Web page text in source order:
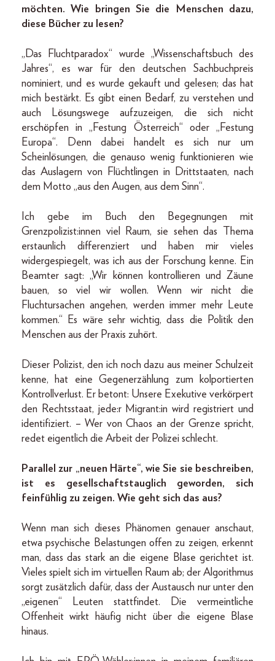
möchten. Wie bringen Sie die Menschen dazu,
diese Bücher zu lesen?
„Das Fluchtparadox“ wurde „Wissenschaftsbuch des
Jahres“, es war für den deutschen Sachbuchpreis
nominiert, und es wurde gekauft und gelesen; das hat
mich bestärkt. Es gibt einen Bedarf, zu verstehen und
auch Lösungswege aufzuzeigen, die sich nicht
erschöpfen in „Festung Österreich“ oder „Festung
Europa“. Denn dabei handelt es sich nur um
Scheinlösungen, die genauso wenig funktionieren wie
das Auslagern von Flüchtlingen in Drittstaaten, nach
dem Motto „aus den Augen, aus dem Sinn“.
Ich gebe im Buch den Begegnungen mit
Grenzpolizist:innen viel Raum, sie sehen das Thema
erstaunlich differenziert und haben mir vieles
widergespiegelt, was ich aus der Forschung kenne. Ein
Beamter sagt: „Wir können kontrollieren und Zäune
bauen, so viel wir wollen. Wenn wir nicht die
Fluchtursachen angehen, werden immer mehr Leute
kommen.“ Es wäre sehr wichtig, dass die Politik den
Menschen aus der Praxis zuhört.
Dieser Polizist, den ich noch dazu aus meiner Schulzeit
kenne, hat eine Gegenerzählung zum kolportierten
Kontrollverlust. Er betont: Unsere Exekutive verkörpert
den Rechtsstaat, jede:r Migrant:in wird registriert und
identifiziert. – Wer von Chaos an der Grenze spricht,
redet eigentlich die Arbeit der Polizei schlecht.
Parallel zur „neuen Härte“, wie Sie sie beschreiben,
ist es gesellschaftstauglich geworden, sich
feinfühlig zu zeigen. Wie geht sich das aus?
Wenn man sich dieses Phänomen genauer anschaut,
etwa psychische Belastungen offen zu zeigen, erkennt
man, dass das stark an die eigene Blase gerichtet ist.
Vieles spielt sich im virtuellen Raum ab; der Algorithmus
sorgt zusätzlich dafür, dass der Austausch nur unter den
„eigenen“ Leuten stattfindet. Die vermeintliche
Offenheit wirkt häufig nicht über die eigene Blase
hinaus.